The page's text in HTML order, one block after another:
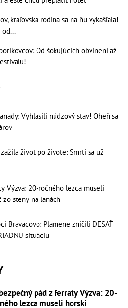
kráľovská rodina sa na ňu vykašľala!
od...
Od šokujúcich obvinení až
Vyhlásili núdzový stav! Oheň sa
život po živote: Smrti sa už
Výzva: 20-ročného lezca museli
zo steny na lanách
Braväcovo: Plamene zničili DESAŤ
situáciu
pád z ferraty Výzva: 20-
lezca museli horskí